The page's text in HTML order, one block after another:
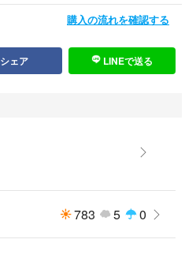
購入の流れを確認する
シェア LINEで送る
783 5 0